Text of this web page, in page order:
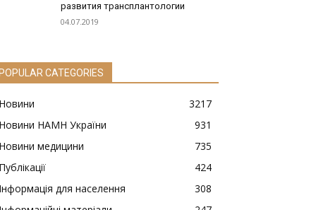
развития трансплантологии
04.07.2019
POPULAR CATEGORIES
Новини
3217
Новини НАМН України
931
Новини медицини
735
Публікації
424
Інформація для населення
308